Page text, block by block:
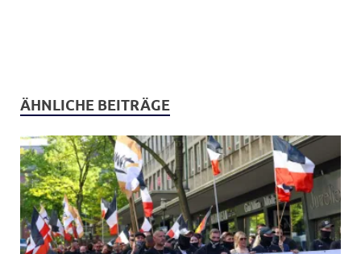
ÄHNLICHE BEITRÄGE